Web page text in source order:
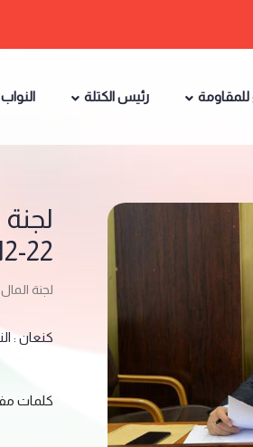
للمقاومة رئيس الكتلة النواب
22-12-2025
لجنة
كنعان :
كلمات